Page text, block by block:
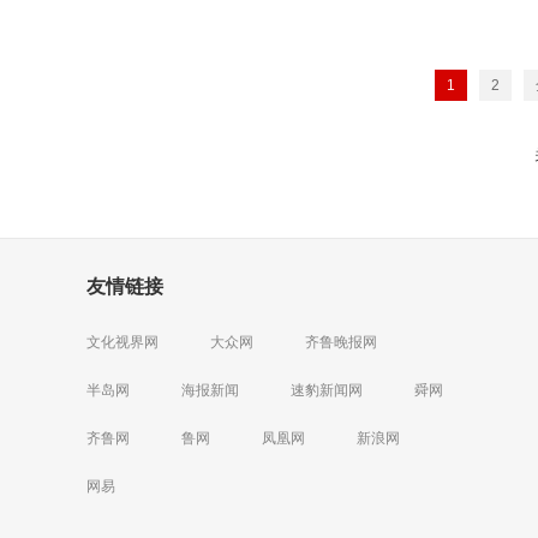
1 2
友情链接
文化视界网 大众网 齐鲁晚报网
半岛网 海报新闻 速豹新闻网 舜网
齐鲁网 鲁网 凤凰网 新浪网
网易